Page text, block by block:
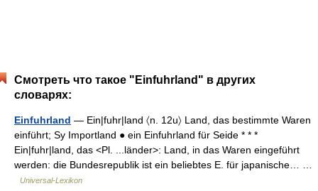
Смотреть что такое "Einfuhrland" в других
словарях:
Einfuhrland — Ein|fuhr|land 〈n. 12u〉 Land, das bestimmte Waren
einführt; Sy Importland ● ein Einfuhrland für Seide * * *
Ein|fuhr|land, das <Pl. ...länder>: Land, in das Waren eingeführt
werden: die Bundesrepublik ist ein beliebtes E. für japanische… …
Universal-Lexikon